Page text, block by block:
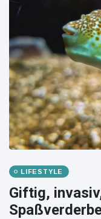
LIFESTYLE
Giftig,